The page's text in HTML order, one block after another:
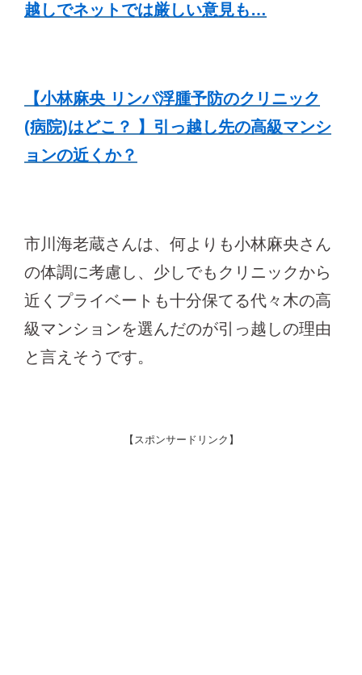
越しでネットでは厳しい意見も…
【小林麻央 リンパ浮腫予防のクリニック
(病院)はどこ？ 】引っ越し先の高級マンシ
ョンの近くか？
市川海老蔵さんは、何よりも小林麻央さん
の体調に考慮し、少しでもクリニックから
近くプライベートも十分保てる代々木の高
級マンションを選んだのが引っ越しの理由
と言えそうです。
【スポンサードリンク】